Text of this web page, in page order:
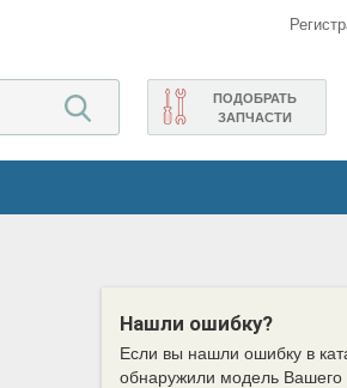
ПОДОБРАТЬ
ЗАПЧАСТИ
Нашли ошибку?
Если вы нашли ошибку в
обнаружили модель Вашего